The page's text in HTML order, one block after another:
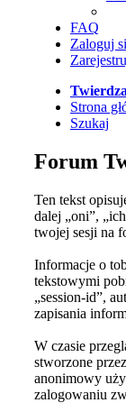
FAQ
Zaloguj
Strona
Szukaj
Forum
Ten tekst
dalej „oni”,
twojej sesji na
Informacje o
tekstowymi
„session-id”,
zapisania
W czasie
stworzone
anonimowy
zalogowaniu